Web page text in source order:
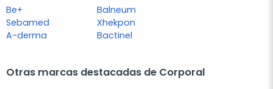
Be+
Sebamed
A-derma
Balneum
Xhekpon
Bactinel
Otras marcas destacadas de Corporal